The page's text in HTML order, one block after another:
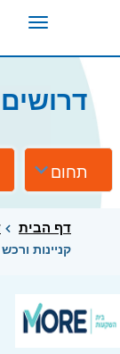
Toggle
תחום
דף הבית
קניינות ורכש